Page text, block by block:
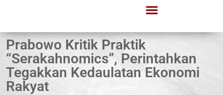
Prabowo Kritik Praktik
“Serakahnomics”, Perintahkan
Tegakkan Kedaulatan Ekonomi
Rakyat